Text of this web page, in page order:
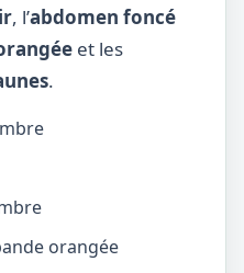
, l’abdomen foncé
et les
.
orangée